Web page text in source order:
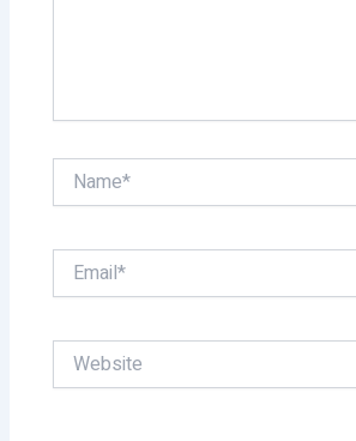
Name*
Email*
Website